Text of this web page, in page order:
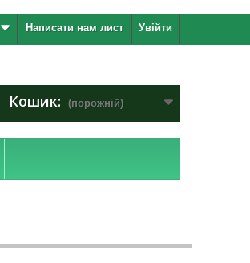
Увійти
Написати нам лист
Кошик: (порожній)